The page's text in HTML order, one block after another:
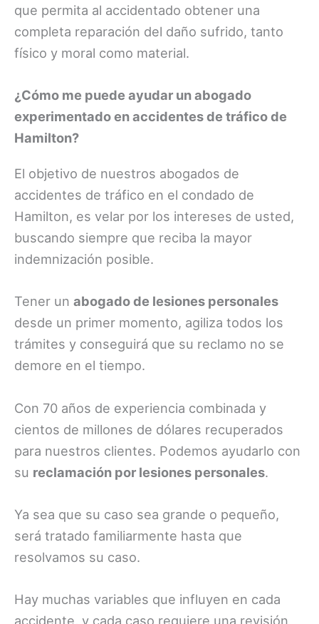
que permita al accidentado obtener una
completa reparación del daño sufrido, tanto
físico y moral como material.
¿Cómo me puede ayudar un abogado
experimentado en accidentes de tráfico de
Hamilton?
El objetivo de nuestros abogados de
accidentes de tráfico en el condado de
Hamilton, es velar por los intereses de usted,
buscando siempre que reciba la mayor
indemnización posible.
Tener un abogado de lesiones personales
desde un primer momento, agiliza todos los
trámites y conseguirá que su reclamo no se
demore en el tiempo.
Con 70 años de experiencia combinada y
cientos de millones de dólares recuperados
para nuestros clientes. Podemos ayudarlo con
su reclamación por lesiones personales.
Ya sea que su caso sea grande o pequeño,
será tratado familiarmente hasta que
resolvamos su caso.
Hay muchas variables que influyen en cada
accidente, y cada caso requiere una revisión